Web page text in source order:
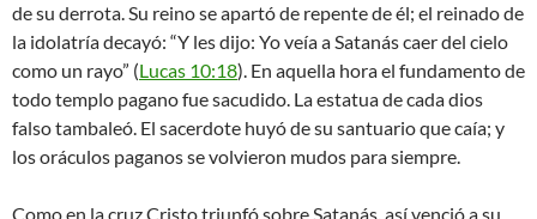
de su derrota. Su reino se apartó de repente de él; el reinado de
la idolatría decayó: “Y les dijo: Yo veía a Satanás caer del cielo
como un rayo” (Lucas 10:18). En aquella hora el fundamento de
todo templo pagano fue sacudido. La estatua de cada dios
falso tambaleó. El sacerdote huyó de su santuario que caía; y
los oráculos paganos se volvieron mudos para siempre.
Como en la cruz Cristo triunfó sobre Satanás, así venció a su